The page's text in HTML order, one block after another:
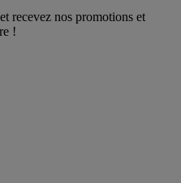
recevez nos promotions et
!